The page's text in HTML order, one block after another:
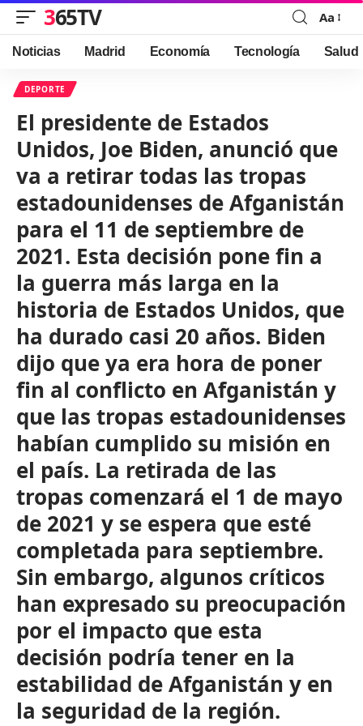
365TV
Font
Resizer
Aa
Noticias Madrid Economía Tecnología Salud
DEPORTE
El presidente de Estados
Unidos, Joe Biden, anunció que
va a retirar todas las tropas
estadounidenses de Afganistán
para el 11 de septiembre de
2021. Esta decisión pone fin a
la guerra más larga en la
historia de Estados Unidos, que
ha durado casi 20 años. Biden
dijo que ya era hora de poner
fin al conflicto en Afganistán y
que las tropas estadounidenses
habían cumplido su misión en
el país. La retirada de las
tropas comenzará el 1 de mayo
de 2021 y se espera que esté
completada para septiembre.
Sin embargo, algunos críticos
han expresado su preocupación
por el impacto que esta
decisión podría tener en la
estabilidad de Afganistán y en
la seguridad de la región.